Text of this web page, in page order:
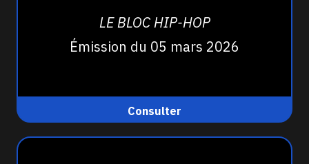
LE BLOC HIP-HOP
Émission du 05 mars 2026
Consulter